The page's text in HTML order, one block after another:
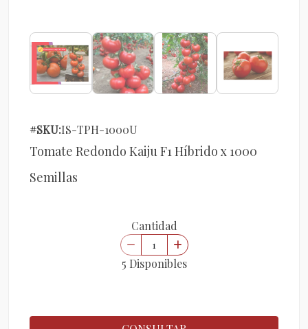
#SKU:IS-TPH-1000U
Tomate Redondo Kaiju F1 Híbrido x 1000
Semillas
Cantidad
5 Disponibles